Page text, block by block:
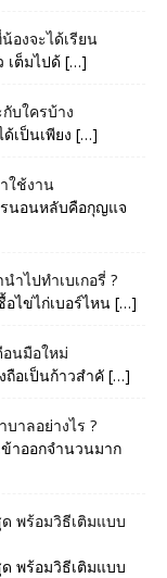
องจะได้เรียน
เต็มไปด้ […]
บใครบ้าง
เป็นเพียง […]
ใช้งาน
นอนหลับคือกุญแจ
ำไปทำเบเกอรี่ ?
ไข่ไก่เบอร์ไหน […]
อนมือใหม่
ถือเป็นก้าวสำคั […]
าลอย่างไร ?
าออกจำนวนมาก
พร้อมวิธีเติมแบบ
พร้อมวิธีเติมแบบ